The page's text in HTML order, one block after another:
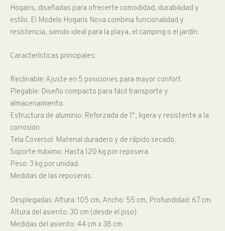
Hogaris, diseñadas para ofrecerte comodidad, durabilidad y
estilo. El Modelo Hogaris Nova combina funcionalidad y
resistencia, siendo ideal para la playa, el camping o el jardín.
Características principales:
Reclinable: Ajuste en 5 posiciones para mayor confort.
Plegable: Diseño compacto para fácil transporte y
almacenamiento.
Estructura de aluminio: Reforzada de 1″, ligera y resistente a la
corrosión.
Tela Coversol: Material duradero y de rápido secado.
Soporte máximo: Hasta 120 kg por reposera.
Peso: 3 kg por unidad.
Medidas de las reposeras:
Desplegadas: Altura: 105 cm, Ancho: 55 cm, Profundidad: 67 cm.
Altura del asiento: 30 cm (desde el piso).
Medidas del asiento: 44 cm x 38 cm.